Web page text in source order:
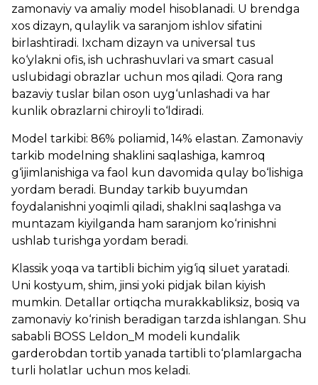
zamonaviy va amaliy model hisoblanadi. U brendga
xos dizayn, qulaylik va saranjom ishlov sifatini
birlashtiradi. Ixcham dizayn va universal tus
ko‘ylakni ofis, ish uchrashuvlari va smart casual
uslubidagi obrazlar uchun mos qiladi. Qora rang
bazaviy tuslar bilan oson uyg‘unlashadi va har
kunlik obrazlarni chiroyli to‘ldiradi.
Model tarkibi: 86% poliamid, 14% elastan. Zamonaviy
tarkib modelning shaklini saqlashiga, kamroq
g‘ijimlanishiga va faol kun davomida qulay bo‘lishiga
yordam beradi. Bunday tarkib buyumdan
foydalanishni yoqimli qiladi, shaklni saqlashga va
muntazam kiyilganda ham saranjom ko‘rinishni
ushlab turishga yordam beradi.
Klassik yoqa va tartibli bichim yig‘iq siluet yaratadi.
Uni kostyum, shim, jinsi yoki pidjak bilan kiyish
mumkin. Detallar ortiqcha murakkabliksiz, bosiq va
zamonaviy ko‘rinish beradigan tarzda ishlangan. Shu
sababli BOSS Leldon_M modeli kundalik
garderobdan tortib yanada tartibli to‘plamlargacha
turli holatlar uchun mos keladi.